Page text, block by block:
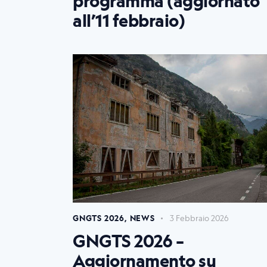
all’11 febbraio)
GNGTS 2026, NEWS 3 Febbraio 2026
GNGTS 2026 –
Aggiornamento su